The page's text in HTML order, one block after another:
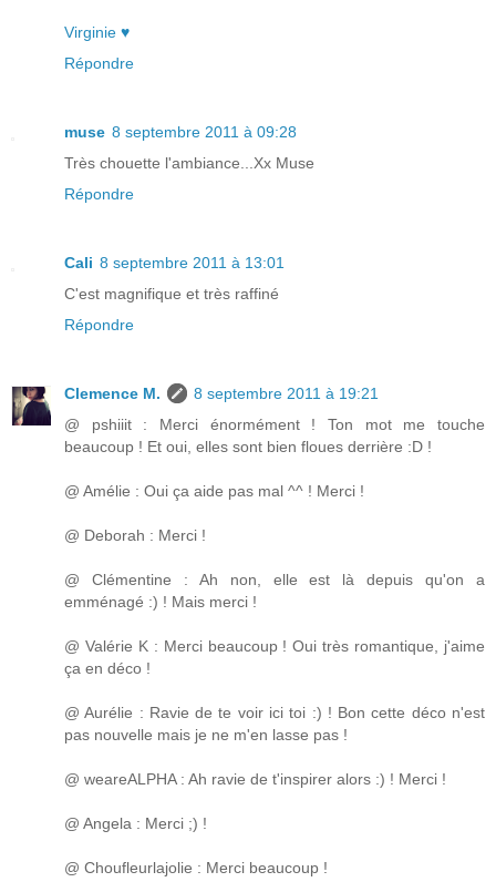
Virginie ♥
Répondre
muse 8 septembre 2011 à 09:28
Très chouette l'ambiance...Xx Muse
Répondre
Cali 8 septembre 2011 à 13:01
C'est magnifique et très raffiné
Répondre
Clemence M.
8 septembre 2011 à 19:21
@ pshiiit : Merci énormément ! Ton mot me touche
beaucoup ! Et oui, elles sont bien floues derrière :D !
@ Amélie : Oui ça aide pas mal ^^ ! Merci !
@ Deborah : Merci !
@ Clémentine : Ah non, elle est là depuis qu'on a
emménagé :) ! Mais merci !
@ Valérie K : Merci beaucoup ! Oui très romantique, j'aime
ça en déco !
@ Aurélie : Ravie de te voir ici toi :) ! Bon cette déco n'est
pas nouvelle mais je ne m'en lasse pas !
@ weareALPHA : Ah ravie de t'inspirer alors :) ! Merci !
@ Angela : Merci ;) !
@ Choufleurlajolie : Merci beaucoup !